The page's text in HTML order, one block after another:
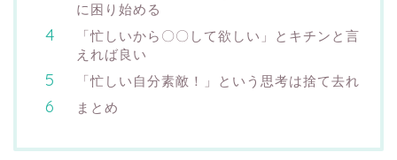
に困り始める
「忙しいから〇〇して欲しい」とキチンと言
えれば良い
「忙しい自分素敵！」という思考は捨て去れ
まとめ